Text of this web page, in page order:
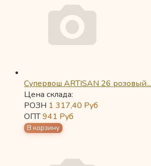
Супервош ARTISAN 26 розовый...
Цена склада:
РОЗН 1 317,40 Руб
ОПТ941 Руб